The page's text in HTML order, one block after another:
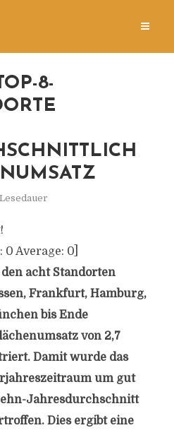
8-
0 Average: 0]
acht Standorten
Frankfurt, Hamburg,
bis Ende
von 2,7
Damit wurde das
um gut
Jahresdurchschnitt
Dies ergibt eine